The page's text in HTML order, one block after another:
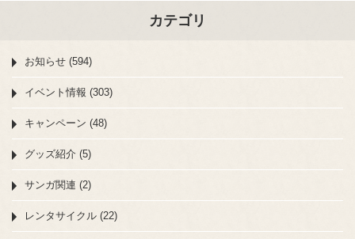
カテゴリ
お知らせ (594)
イベント情報 (303)
キャンペーン (48)
グッズ紹介 (5)
サンガ関連 (2)
レンタサイクル (22)